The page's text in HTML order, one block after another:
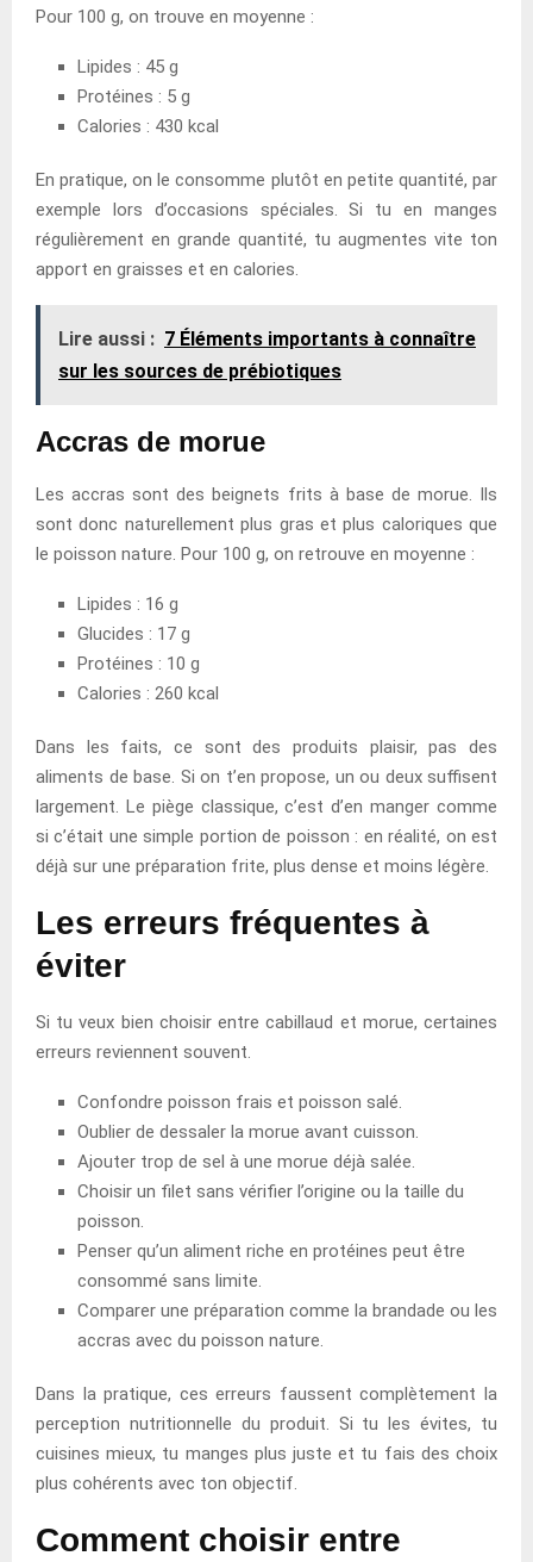
Pour 100 g, on trouve en moyenne :
Lipides : 45 g
Protéines : 5 g
Calories : 430 kcal
En pratique, on le consomme plutôt en petite quantité, par
exemple lors d’occasions spéciales. Si tu en manges
régulièrement en grande quantité, tu augmentes vite ton
apport en graisses et en calories.
Lire aussi : 7 Éléments importants à connaître
sur les sources de prébiotiques
Accras de morue
Les accras sont des beignets frits à base de morue. Ils
sont donc naturellement plus gras et plus caloriques que
le poisson nature. Pour 100 g, on retrouve en moyenne :
Lipides : 16 g
Glucides : 17 g
Protéines : 10 g
Calories : 260 kcal
Dans les faits, ce sont des produits plaisir, pas des
aliments de base. Si on t’en propose, un ou deux suffisent
largement. Le piège classique, c’est d’en manger comme
si c’était une simple portion de poisson : en réalité, on est
déjà sur une préparation frite, plus dense et moins légère.
Les erreurs fréquentes à
éviter
Si tu veux bien choisir entre cabillaud et morue, certaines
erreurs reviennent souvent.
Confondre poisson frais et poisson salé.
Oublier de dessaler la morue avant cuisson.
Ajouter trop de sel à une morue déjà salée.
Choisir un filet sans vérifier l’origine ou la taille du
poisson.
Penser qu’un aliment riche en protéines peut être
consommé sans limite.
Comparer une préparation comme la brandade ou les
accras avec du poisson nature.
Dans la pratique, ces erreurs faussent complètement la
perception nutritionnelle du produit. Si tu les évites, tu
cuisines mieux, tu manges plus juste et tu fais des choix
plus cohérents avec ton objectif.
Comment choisir entre